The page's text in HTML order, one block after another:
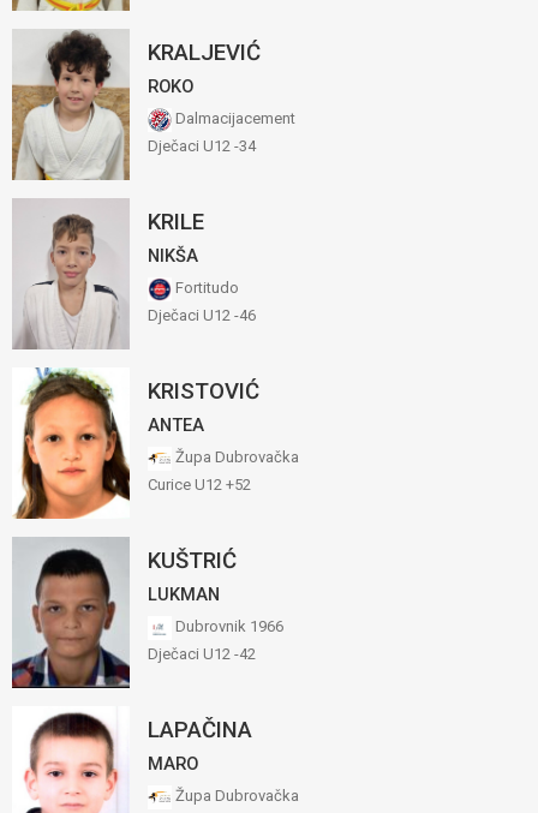
KRALJEVIĆ
ROKO
Dalmacijacement
Dječaci U12 -34
KRILE
NIKŠA
Fortitudo
Dječaci U12 -46
KRISTOVIĆ
ANTEA
Župa Dubrovačka
Curice U12 +52
KUŠTRIĆ
LUKMAN
Dubrovnik 1966
Dječaci U12 -42
LAPAČINA
MARO
Župa Dubrovačka